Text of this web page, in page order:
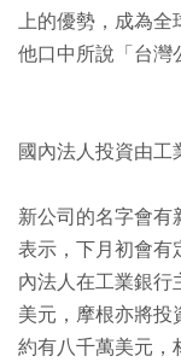
上的優勢，成為全
他口中所說「台灣
國內法人投資由工
新公司的名字會有
表示，下月初會
內法人在工業銀行
美元，摩根亦將投
約有八千萬美元，